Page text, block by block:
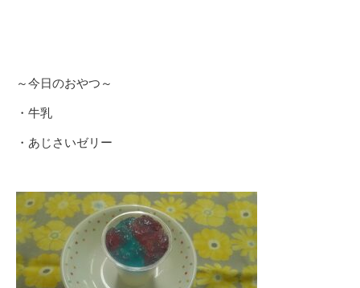
～今日のおやつ～
・牛乳
・あじさいゼリー